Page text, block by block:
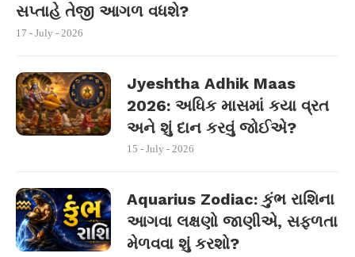
સપ્તાહે તેજી આગળ વધશે?
17 - July - 2026
Jyeshtha Adhik Maas
2026: અધિક માસમાં કયા વ્રત
અને શું દાન કરવું જોઈએ?
15 - July - 2026
Aquarius Zodiac: કુંભ રાશિના
આગવા લક્ષણો જાણીએ, સફળતા
મેળવવા શું કરશો?